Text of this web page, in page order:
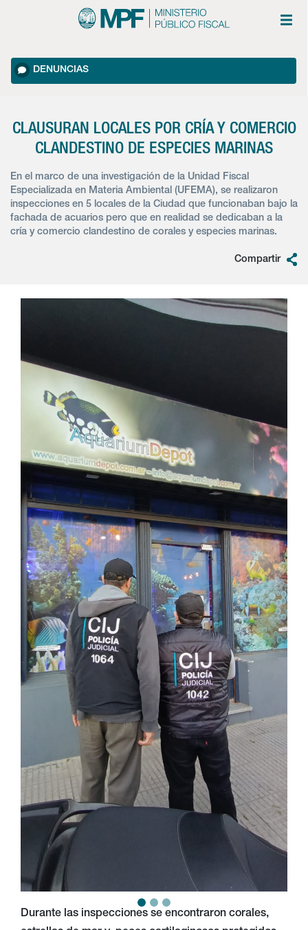
DENUNCIAS
CLAUSURAN LOCALES POR CRÍA Y COMERCIO
CLANDESTINO DE ESPECIES MARINAS
En el marco de una investigación de la Unidad Fiscal
Especializada en Materia Ambiental (UFEMA), se realizaron
inspecciones en 5 locales de la Ciudad que funcionaban bajo la
fachada de acuarios pero que en realidad se dedicaban a la
cría y comercio clandestino de corales y especies marinas.
Compartir
Durante las inspecciones se encontraron corales,